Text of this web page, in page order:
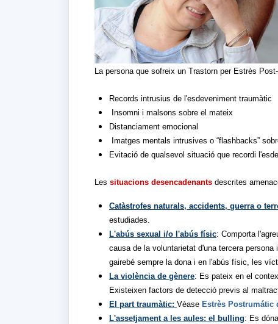
La persona que sofreix un Trastorn per Estrès
Records intrusius de l'esdeveniment traumàtic
Insomni i malsons sobre el mateix
Distanciament emocional
Imatges mentals intrusives o “flashbacks”
Evitació de qualsevol situació que recordi
Les situacions desencadenants descrites
Catàstrofes naturals, accidents, guerra o
estudiades.
L'abús sexual i/o l'abús físic: Comporta
causa de la voluntarietat d'una tercera
gairebé sempre la dona i en l'abús físic, les
La violència de gènere: Es pateix en el
Existeixen factors de detecció previs al
El part traumàtic: Vèase Estrès Postrumátic
L'assetjament a les aules: el bulling: Es